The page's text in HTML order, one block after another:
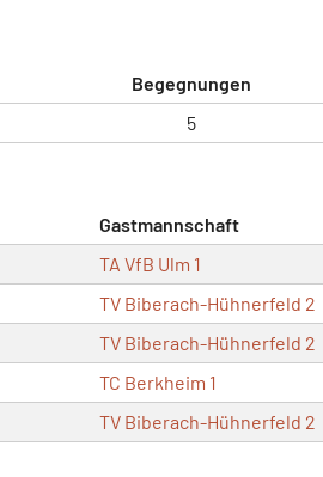
Begegnungen
5
Gastmannschaft
TA VfB Ulm 1
TV Biberach-Hühnerfeld 2
TV Biberach-Hühnerfeld 2
TC Berkheim 1
TV Biberach-Hühnerfeld 2